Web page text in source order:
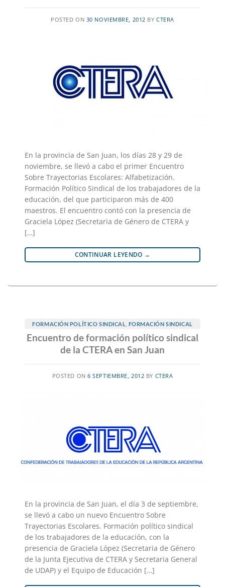
POSTED ON 30 NOVIEMBRE, 2012 BYCTERA
En la provincia de San Juan, los días 28 y 29 de
noviembre, se llevó a cabo el primer Encuentro
Sobre Trayectorias Escolares: Alfabetización.
Formación Político Sindical de los trabajadores de la
educación, del que participaron más de 400
maestros. El encuentro contó con la presencia de
Graciela López (Secretaria de Género de CTERA y
[…]
CONTINUAR LEYENDO →
FORMACIÓN POLÍTICO SINDICAL FORMACIÓN SINDICAL
Encuentro de formación político sindical
de la CTERA en San Juan
POSTED ON6 SEPTIEMBRE, 2012 BY CTERA
En la provincia de San Juan, el día 3 de septiembre,
se llevó a cabo un nuevo Encuentro Sobre
Trayectorias Escolares. Formación político sindical
de los trabajadores de la educación, con la
presencia de Graciela López (Secretaria de Género
de la Junta Ejecutiva de CTERA y Secretaria General
de UDAP) y el Equipo de Educación […]